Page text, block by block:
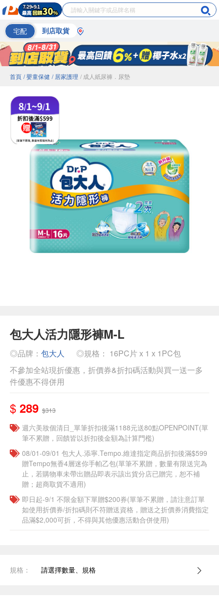
宅配 到店取貨
首頁 / 嬰童保健 / 居家護理 / 成人紙尿褲．尿墊
包大人活力隱形褲M-L
◎品牌： 包大人
◎規格： 16PC片 x 1 x 1PC包
不參加全站現折優惠，折價券&折扣碼活動與買一送一多
件優惠不得併用
$ 289 $313
週六美妝個清日_單筆折扣後滿1188元送80點OPENPOINT(單
筆不累贈，回饋皆以折扣後金額為計算門檻)
08/01-09/01 包大人.添寧.Tempo.維達指定商品折扣後滿$599
贈Tempo無香4層迷你手帕乙包(單筆不累贈，數量有限送完為
止，若購物車未帶出贈品即表示該出貨分店已贈完，恕不補
贈；超商取貨不適用)
即日起-9/1 不限金額下單贈$200券(單筆不累贈，請注意訂單
如使用折價券/折扣碼則不符贈送資格，贈送之折價券消費指定
品滿$2,000可折，不得與其他優惠活動合併使用)
規格： 請選擇數量、規格